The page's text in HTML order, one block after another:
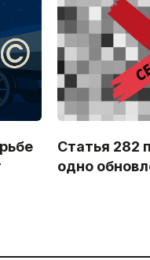
Статья 282
одно